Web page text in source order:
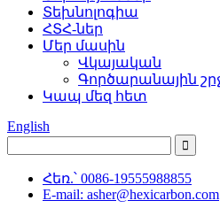
Տեխնոլոգիա
ՀՏՀ-ներ
Մեր մասին
Վկայական
Գործարանային
Կապ մեզ հետ
English
Հեռ.՝ 0086-19555988855
E-mail: asher@hexicarbon.com